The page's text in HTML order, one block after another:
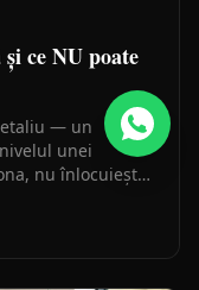
și ce NU poate
— un
unei
nu înlocuiește